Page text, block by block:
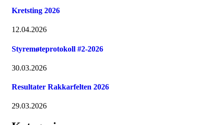
Kretsting 2026
12.04.2026
Styremøteprotokoll #2-2026
30.03.2026
Resultater Rakkarfelten 2026
29.03.2026